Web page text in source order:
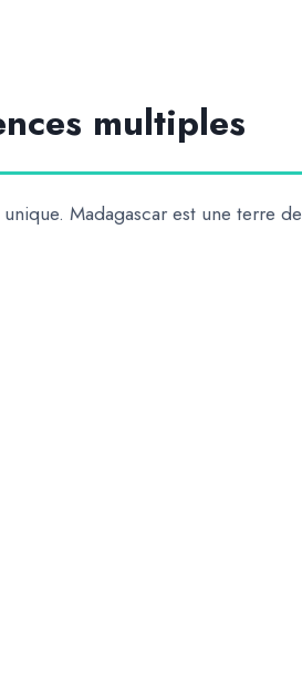
multiples
Madagascar est une terre de